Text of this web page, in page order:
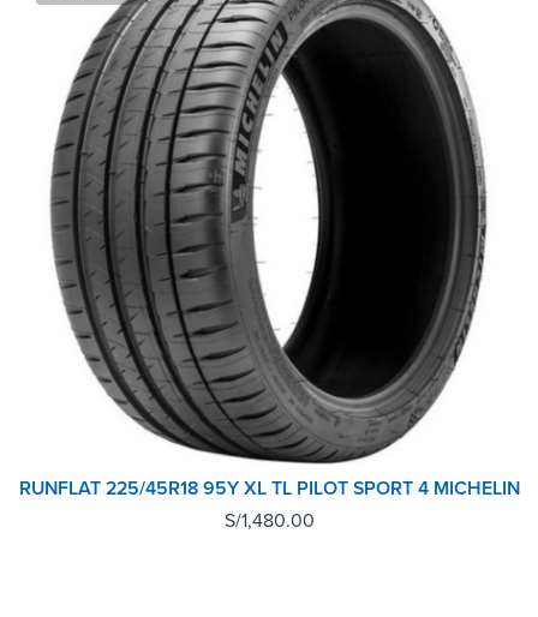
RUNFLAT 225/45R18 95Y XL TL PILOT SPORT 4 MICHELIN
S/1,480.00